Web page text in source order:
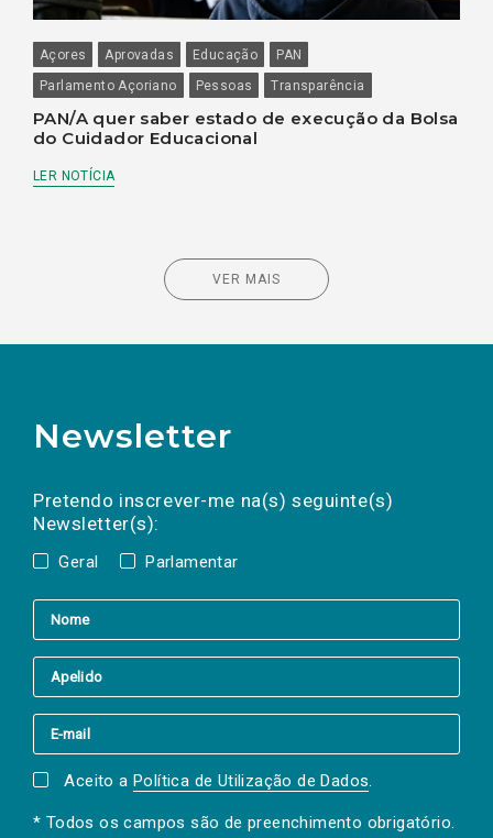
Açores Aprovadas Educação
PAN
Parlamento Açoriano
Pessoas Transparência
PAN/A quer saber estado de execução da Bolsa
do Cuidador Educacional
LER NOTÍCIA
VER MAIS
Newsletter
Pretendo inscrever-me na(s) seguinte(s)
Newsletter(s):
Geral Parlamentar
a(s) newsletter(s).
mail
Aceito a Política de Utilização de Dados.
* Todos os campos são de preenchimento obrigatório.